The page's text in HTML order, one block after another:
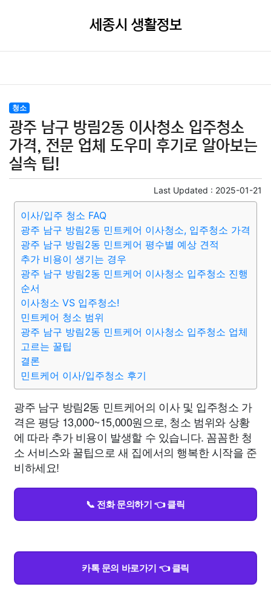
세종시 생활정보
청소
광주 남구 방림2동 이사청소 입주청소
가격, 전문 업체 도우미 후기로 알아보는
실속 팁!
Last Updated : 2025-01-21
이사/입주 청소 FAQ
광주 남구 방림2동 민트케어 이사청소, 입주청소 가격
광주 남구 방림2동 민트케어 평수별 예상 견적
추가 비용이 생기는 경우
광주 남구 방림2동 민트케어 이사청소 입주청소 진행
순서
이사청소 VS 입주청소!
민트케어 청소 범위
광주 남구 방림2동 민트케어 이사청소 입주청소 업체
고르는 꿀팁
결론
민트케어 이사/입주청소 후기
광주 남구 방림2동 민트케어의 이사 및 입주청소 가
격은 평당 13,000~15,000원으로, 청소 범위와 상황
에 따라 추가 비용이 발생할 수 있습니다. 꼼꼼한 청
소 서비스와 꿀팁으로 새 집에서의 행복한 시작을 준
비하세요!
📞 전화 문의하기 👈 클릭
카톡 문의 바로가기 👈 클릭